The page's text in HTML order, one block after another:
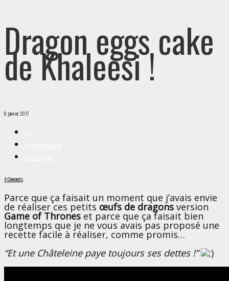
Dragon eggs cake
de Khaleesi !
8 janvier 2017
4 Comments
Parce que ça faisait un moment que j’avais envie
de réaliser ces petits œufs de dragons version
Game of Thrones et parce que ça faisait bien
longtemps que je ne vous avais pas proposé une
recette facile à réaliser, comme promis…
“Et une Châteleine paye toujours ses dettes !”